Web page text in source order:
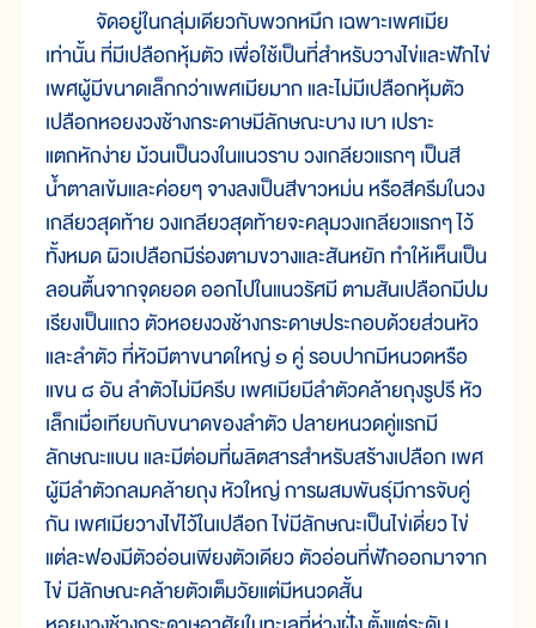
จัดอยู่ในกลุ่มเดียวกับพวกหมึก เฉพาะเพศเมีย
เท่านั้น ที่มีเปลือกหุ้มตัว เพื่อใช้เป็นที่สำหรับวางไข่และฟักไข่
เพศผู้มีขนาดเล็กกว่าเพศเมียมาก และไม่มีเปลือกหุ้มตัว
เปลือกหอยงวงช้างกระดาษมีลักษณะบาง เบา เปราะ
แตกหักง่าย ม้วนเป็นวงในแนวราบ วงเกลียวแรกๆ เป็นสี
น้ำตาลเข้มและค่อยๆ จางลงเป็นสีขาวหม่น หรือสีครีมในวง
เกลียวสุดท้าย วงเกลียวสุดท้ายจะคลุมวงเกลียวแรกๆ ไว้
ทั้งหมด ผิวเปลือกมีร่องตามขวางและสันหยัก ทำให้เห็นเป็น
ลอนตื้นจากจุดยอด ออกไปในแนวรัศมี ตามสันเปลือกมีปม
เรียงเป็นแถว ตัวหอยงวงช้างกระดาษประกอบด้วยส่วนหัว
และลำตัว ที่หัวมีตาขนาดใหญ่ ๑ คู่ รอบปากมีหนวดหรือ
แขน ๘ อัน ลำตัวไม่มีครีบ เพศเมียมีลำตัวคล้ายถุงรูปรี หัว
เล็กเมื่อเทียบกับขนาดของลำตัว ปลายหนวดคู่แรกมี
ลักษณะแบน และมีต่อมที่ผลิตสารสำหรับสร้างเปลือก เพศ
ผู้มีลำตัวกลมคล้ายถุง หัวใหญ่ การผสมพันธุ์มีการจับคู่
กัน เพศเมียวางไข่ไว้ในเปลือก ไข่มีลักษณะเป็นไข่เดี่ยว ไข่
แต่ละฟองมีตัวอ่อนเพียงตัวเดียว ตัวอ่อนที่ฟักออกมาจาก
ไข่ มีลักษณะคล้ายตัวเต็มวัยแต่มีหนวดสั้น